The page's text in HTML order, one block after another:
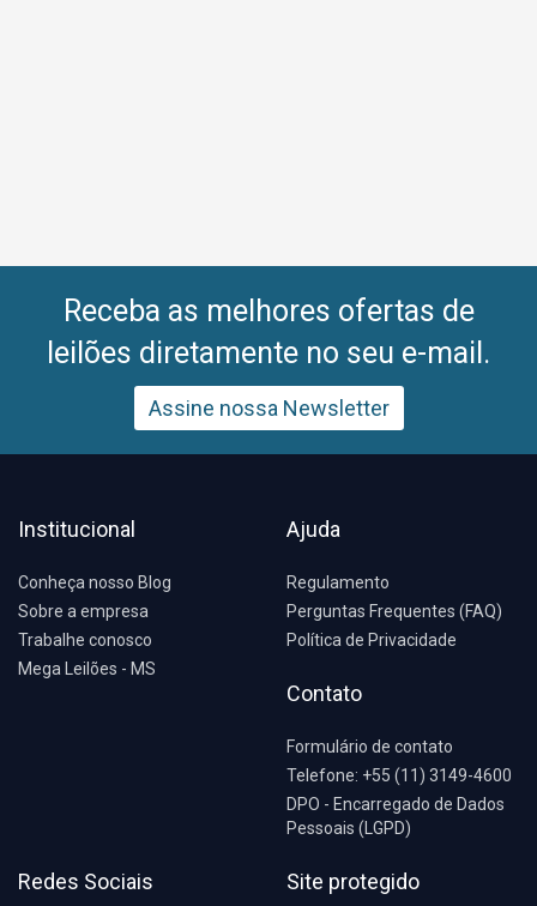
Receba as melhores ofertas de
leilões diretamente no seu e-mail.
Assine nossa Newsletter
Institucional
Conheça nosso Blog
Sobre a empresa
Trabalhe conosco
Mega Leilões - MS
Ajuda
Regulamento
Perguntas Frequentes (FAQ)
Política de Privacidade
Contato
Formulário de contato
Telefone: +55 (11) 3149-4600
DPO - Encarregado de Dados
Pessoais (LGPD)
Redes Sociais Site protegido